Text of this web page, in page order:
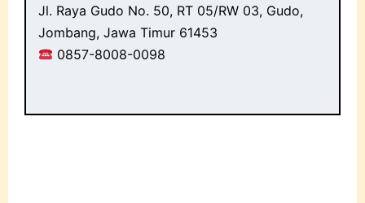
Jl. Raya Gudo No. 50, RT 05/RW 03, Gudo,
Jombang, Jawa Timur 61453
0857-8008-0098